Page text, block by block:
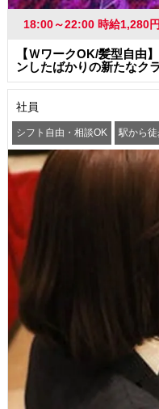
18:00～22:00 時給1,280
【ＷワークOK/髪型自由
ンしたばかりの新たなク
社員
シフト自由・相談OK 駅から